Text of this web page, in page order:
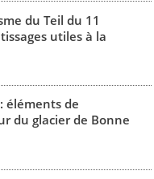
du Teil du 11
utiles à la
éléments de
du glacier de Bonne